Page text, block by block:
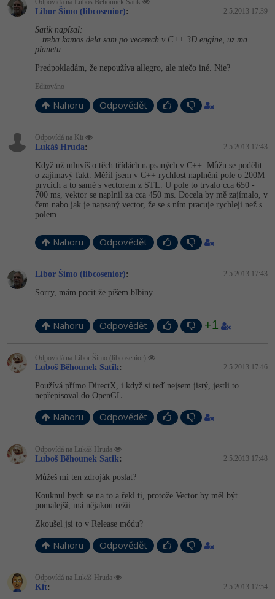
Libor Šimo (libcosenior): 2.5.2013 17:39
Satik napísal:
...treba kamos dela sam po vecerech v C++ 3D engine, uz ma
planetu...
Predpokladám, že nepoužíva allegro, ale niečo iné. Nie?
Editováno
Nahoru Odpovědět
Odpovídá na Kit
Lukáš Hruda: 2.5.2013 17:43
Když už mluvíš o těch třídách napsaných v C++. Můžu se podělit
o zajímavý fakt. Měřil jsem v C++ rychlost naplnění pole o 200M
prvcích a to samé s vectorem z STL. U pole to trvalo cca 650 -
700 ms, vektor se naplnil za cca 450 ms. Docela by mě zajímalo, v
čem nabo jak je napsaný vector, že se s ním pracuje rychleji než s
polem.
Nahoru Odpovědět
Libor Šimo (libcosenior): 2.5.2013 17:43
Sorry, mám pocit že píšem blbiny.
Nahoru Odpovědět +1
Odpovídá na Libor Šimo (libcosenior)
Luboš Běhounek Satik: 2.5.2013 17:46
Používá přímo DirectX, i když si teď nejsem jistý, jestli to
nepřepisoval do OpenGL.
Nahoru Odpovědět
Odpovídá na Lukáš Hruda
Luboš Běhounek Satik: 2.5.2013 17:48
Můžeš mi ten zdroják poslat?
Kouknul bych se na to a řekl ti, protože Vector by měl být
pomalejší, má nějakou režii.
Zkoušel jsi to v Release módu?
Nahoru Odpovědět
Odpovídá na Lukáš Hruda
Kit: 2.5.2013 17:54